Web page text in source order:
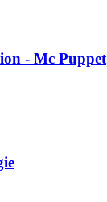
- Mc Puppet